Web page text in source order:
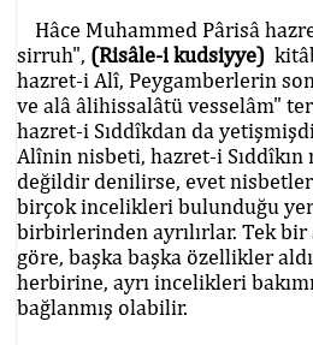
Hâce Muhammed Pârisâ
sirruh", (Risâle-i kudsiyye)
hazret-i Alî, Peygamberlerin
ve alâ âlihissalâtü vesselâm"
hazret-i Sıddîkdan da
Alînin nisbeti, hazret-i
değildir denilirse, evet
birçok incelikleri bulunduğu
birbirlerinden ayrılırlar. Tek
göre, başka başka özellikler
herbirine, ayrı incelikleri
bağlanmış olabilir.